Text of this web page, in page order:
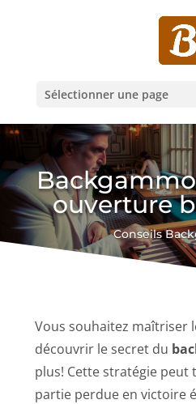
Sélectionner une page
ouverture
Conseils
Vous souhaitez maîtriser
découvrir le secret du
plus! Cette stratégie
partie perdue en victoire